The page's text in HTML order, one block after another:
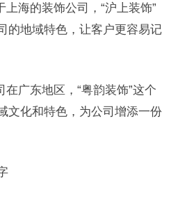
上海的装饰公司，“沪上装饰”
的地域特色，让客户更容易记
在广东地区，“粤韵装饰”这个
文化和特色，为公司增添一份